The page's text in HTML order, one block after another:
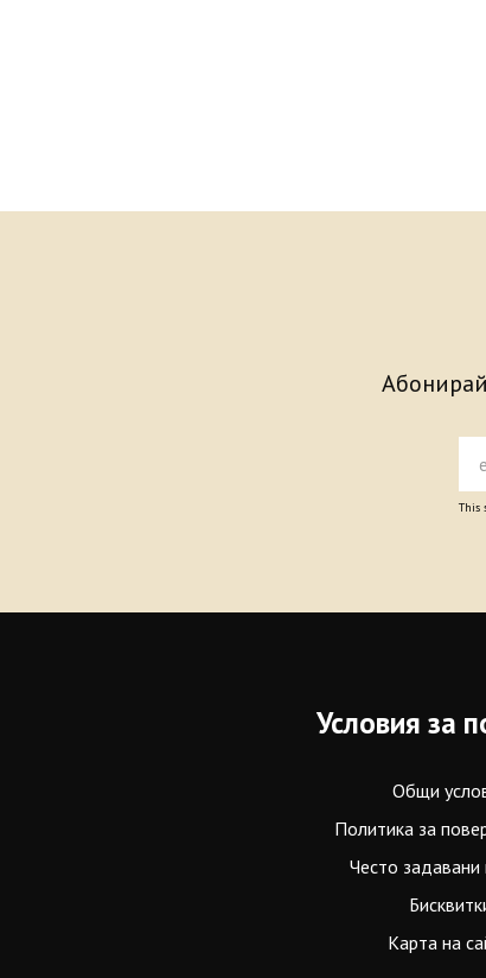
This
Условия за
Общи
Политика за
Често задавани
Карта на